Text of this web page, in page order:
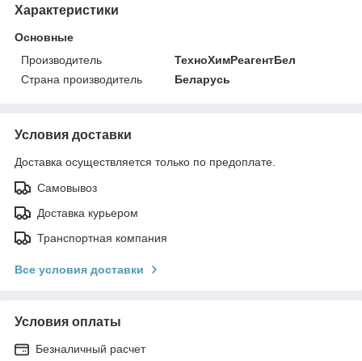
Характеристики
Основные
Производитель
ТехноХимРеагентБел
Страна производитель
Беларусь
Условия доставки
Доставка осуществляется только по предоплате.
Самовывоз
Доставка курьером
Транспортная компания
Все условия доставки
Условия оплаты
Безналичный расчет